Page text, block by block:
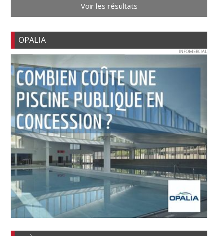
Voir les résultats
OPALIA
INFOMERCIAL